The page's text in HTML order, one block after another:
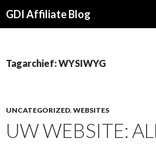
GDI Affiliate Blog
Tagarchief: WYSIWYG
UNCATEGORIZED, WEBSITES
UW WEBSITE: